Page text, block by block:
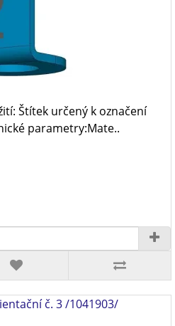
Štítek určený k označení
parametry:Mate..
č. 3 /1041903/